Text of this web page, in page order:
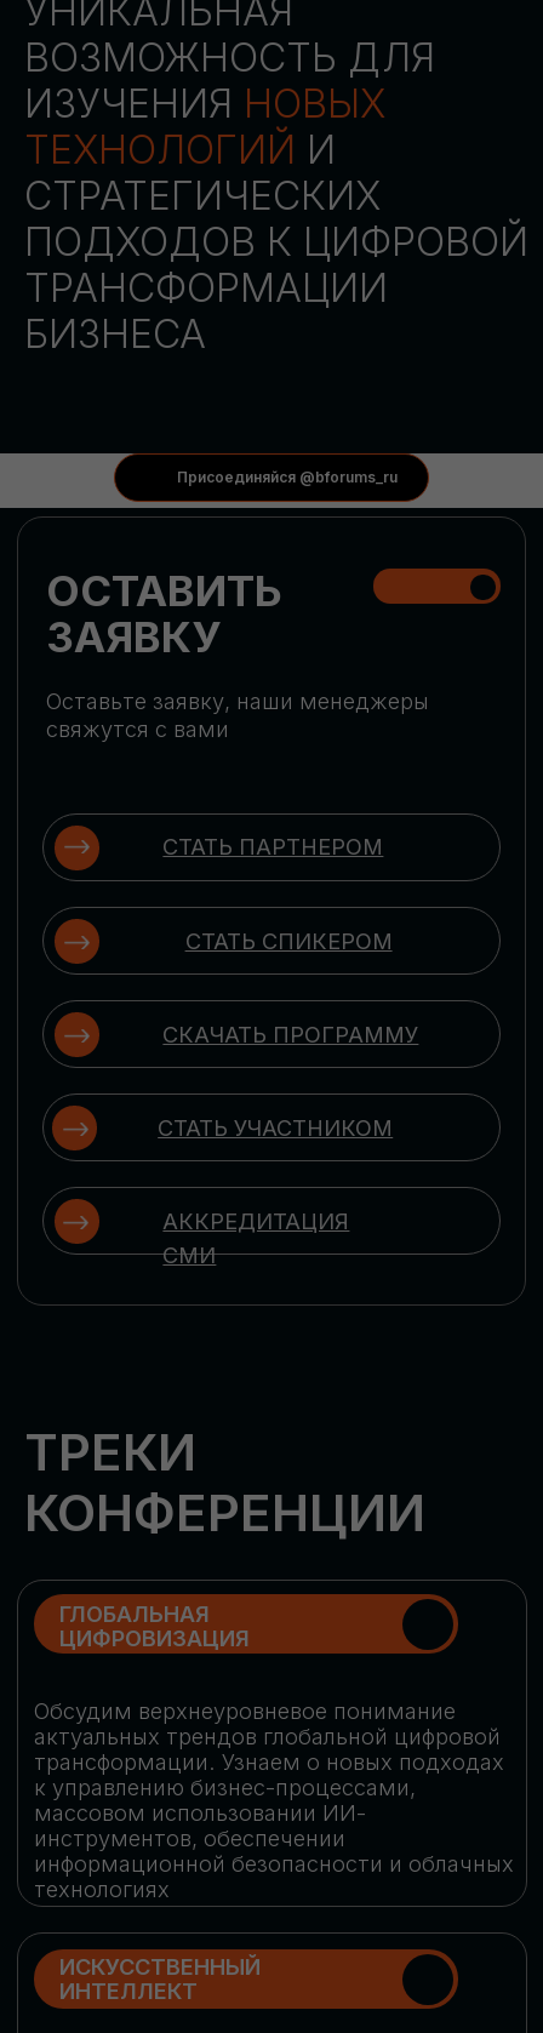
Присоединяйся @bforums_ru
АККРЕДИТАЦИЯ
СМИ
СКАЧАТЬ ПРОГРАММУ
СТАТЬ СПИКЕРОМ
СТАТЬ УЧАСТНИКОМ
Выясним, как в наши дни уверенно
защищать свой бизнес от киберугроз
ГЛОБАЛЬНАЯ
ЦИФРОВИЗАЦИЯ
актуальных трендов глобальной цифровой
трансформации. Узнаем о новых подходах
массовом использовании ИИ-
инструментов, обеспечении
ИСКУССТВЕННЫЙ
Узнаем как компании адаптируются к
новой ИИ-реальности. Как ИИ-
сотрудники становятся
«полноправными» членами команды, как
ИИ-помощники забирают на себя рутину
и как можно значительно увеличить
производительность без огромных
затрат на нейросети
ЦИФРОВИЗАЦИЯ
МАРКЕТИНГА И ПРОДАЖ
Обменяемся опытом, какие ИИ-решения
в маркетинге и продажах наиболее
рекламными кампаниями показывают
наибольшую эффективность
ЦИФРОВИЗАЦИЯ
УПРАВЛЕНИЯ ПЕРСОНАЛОМ
Рассмотрим управление человеческим
комплексные решения для роста
производительности и кейсы
оптимизации процессов найма,
развития, оценки и удержания
РОБОТИЗАЦИЯ
Узнаем, в каких отраслях ИИ
«материализуется», какие роботы
решают сложные бизнес-задачи, а где
только обсуждают концепции
роботизации и потенциальные бюджеты
на тестирование образцов
ЦИФРОВИЗАЦИЯ
КЛИЕНТСКОГО СЕРВИСА
Разберем кейсы в сфере цифровизации